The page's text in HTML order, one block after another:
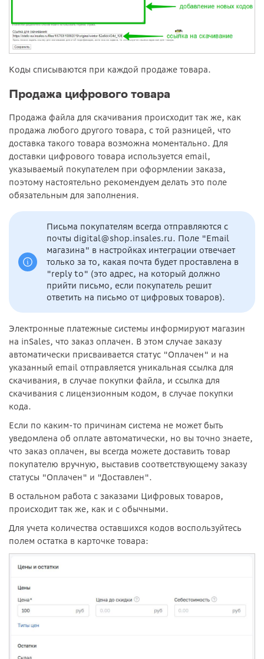
Коды списываются при каждой продаже товара.
Продажа цифрового товара
Продажа файла для скачивания происходит так же, как
продажа любого другого товара, с той разницей, что
доставка такого товара возможна моментально. Для
доставки цифрового товара используется email,
указываемый покупателем при оформлении заказа,
поэтому настоятельно рекомендуем делать это поле
обязательным для заполнения.
Письма покупателям всегда отправляются с
почты digital@shop.insales.ru. Поле "Email
магазина" в настройках интеграции отвечает
только за то, какая почта будет проставлена в
"reply to" (это адрес, на который должно
прийти письмо, если покупатель решит
ответить на письмо от цифровых товаров).
Электронные платежные системы информируют магазин
на inSales, что заказ оплачен. В этом случае заказу
автоматически присваивается статус "Оплачен" и на
указанный email отправляется уникальная ссылка для
скачивания, в случае покупки файла, и ссылка для
скачивания с лицензионным кодом, в случае покупки
кода.
Если по каким-то причинам система не может быть
уведомлена об оплате автоматически, но вы точно знаете,
что заказ оплачен, вы всегда можете доставить товар
покупателю вручную, выставив соответствующему заказу
статусы "Оплачен" и "Доставлен".
В остальном работа с заказами Цифровых товаров,
происходит так же, как и с обычными.
Для учета количества оставшихся кодов воспользуйтесь
полем остатка в карточке товара: